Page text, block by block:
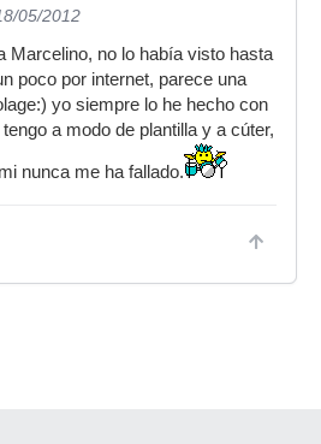
05/2012
Marcelino, no lo había visto hasta
poco por internet, parece una
yo siempre lo he hecho con
a modo de plantilla y a cúter,
nunca me ha fallado.